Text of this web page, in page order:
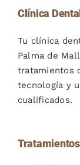
Clínica
Tu clínica
Palma de
tratamientos
tecnología y
cualificados.
Tratamientos